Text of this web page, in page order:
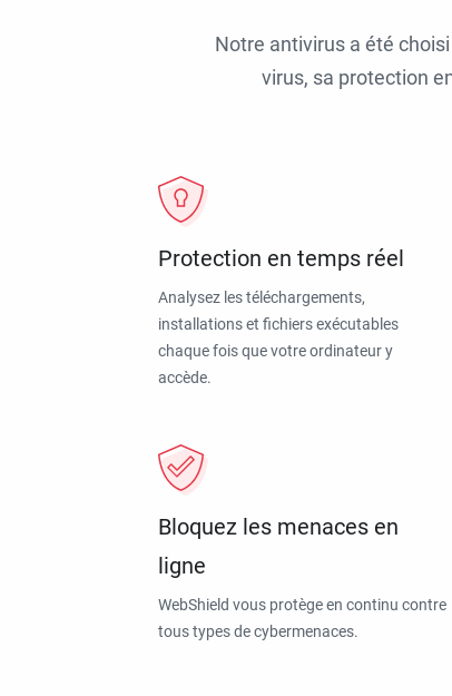
Notre antivirus a été
virus, sa protection
Protection en temps réel
Analysez les téléchargements,
installations et fichiers exécutables
chaque fois que votre ordinateur y
accède.
Bloquez les menaces en
ligne
WebShield vous protège en continu contre
tous types de cybermenaces.